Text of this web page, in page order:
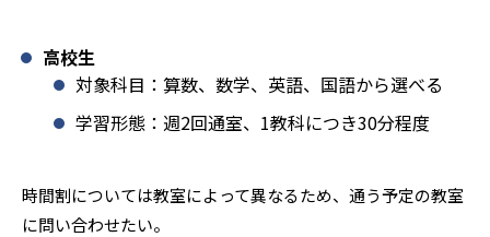
高校生
対象科目：算数、数学、英語、国語から選べる
学習形態：週2回通室、1教科につき30分程度
時間割については教室によって異なるため、通う予定の教室
に問い合わせたい。